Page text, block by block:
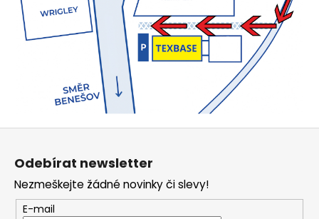
Z
Odebírat newsletter
Nezmeškejte žádné novinky či slevy!
E-mail